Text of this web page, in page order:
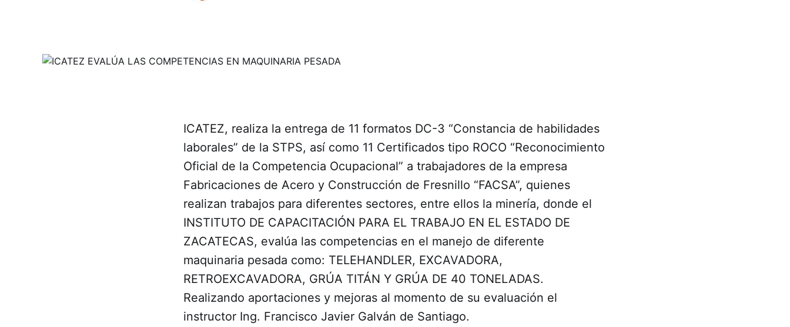
ICATEZ, realiza la entrega de 11 formatos DC-3 “Constancia de habilidades
laborales” de la STPS, así como 11 Certificados tipo ROCO “Reconocimiento
Oficial de la Competencia Ocupacional” a trabajadores de la empresa
Fabricaciones de Acero y Construcción de Fresnillo “FACSA”, quienes
realizan trabajos para diferentes sectores, entre ellos la minería, donde el
INSTITUTO DE CAPACITACIÓN PARA EL TRABAJO EN EL ESTADO DE
ZACATECAS, evalúa las competencias en el manejo de diferente
maquinaria pesada como: TELEHANDLER, EXCAVADORA,
RETROEXCAVADORA, GRÚA TITÁN Y GRÚA DE 40 TONELADAS.
Realizando aportaciones y mejoras al momento de su evaluación el
instructor Ing. Francisco Javier Galván de Santiago.